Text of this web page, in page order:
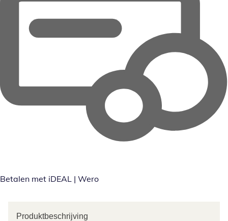
Betalen met iDEAL | Wero
Produktbeschrijving